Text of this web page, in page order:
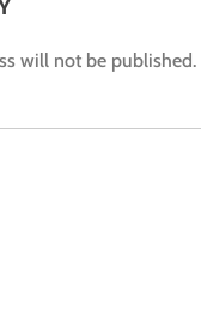
will not be published.